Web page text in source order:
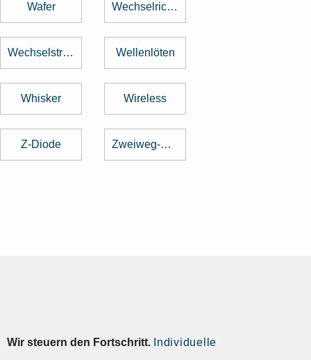
Wafer Wechselrichter
Wechselstrom Wellenlöten
Whisker Wireless
Z-Diode Zweiweg-Gleichrichter
Wir steuern den Fortschritt. Individuelle